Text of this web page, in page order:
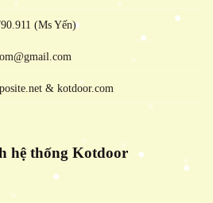
(Ms Yến)
& kotdoor.com
hệ thống Kotdoor